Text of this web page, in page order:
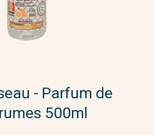
- Parfum de
500ml